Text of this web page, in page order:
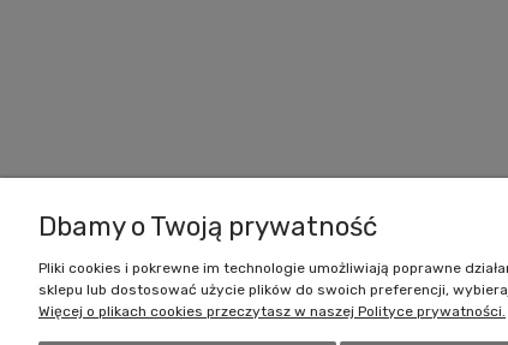
Dbamy o Twoją prywatność
Pliki cookies i pokrewne im technologie umożliwiają poprawne
sklepu lub dostosować użycie plików do swoich preferencji,
Więcej o plikach cookies przeczytasz w naszej Polityce prywatności.